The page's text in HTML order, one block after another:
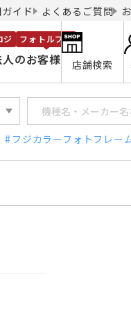
イド よくあるご質問
のお客様
ジ フォトルプロ
店舗検索
フジカラーフォトフレー